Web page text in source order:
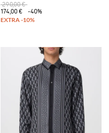
290,00 €
174,00 €
-40%